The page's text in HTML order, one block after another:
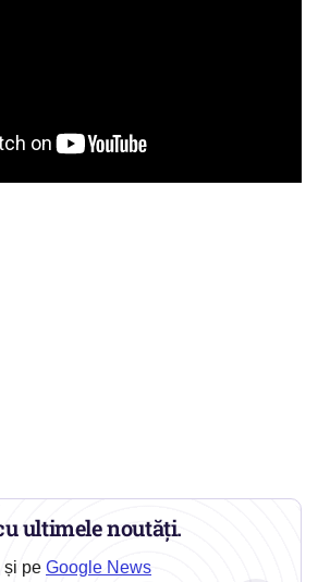
ultimele noutăți.
și pe Google News